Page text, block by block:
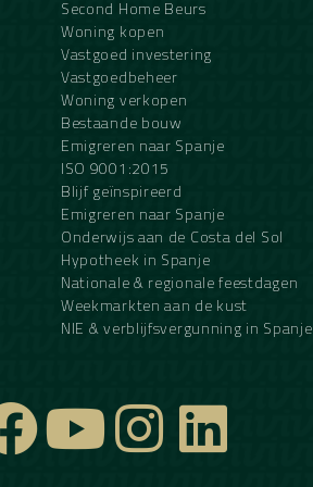
Second Home Beurs
Woning kopen
Vastgoed investering
Vastgoedbeheer
Woning verkopen
Bestaande bouw
Emigreren naar Spanje
ISO 9001:2015
Blijf geïnspireerd
Emigreren naar Spanje
Onderwijs aan de Costa del Sol
Hypotheek in Spanje
Nationale & regionale feestdagen
Weekmarkten aan de kust
NIE & verblijfsvergunning in Spanje